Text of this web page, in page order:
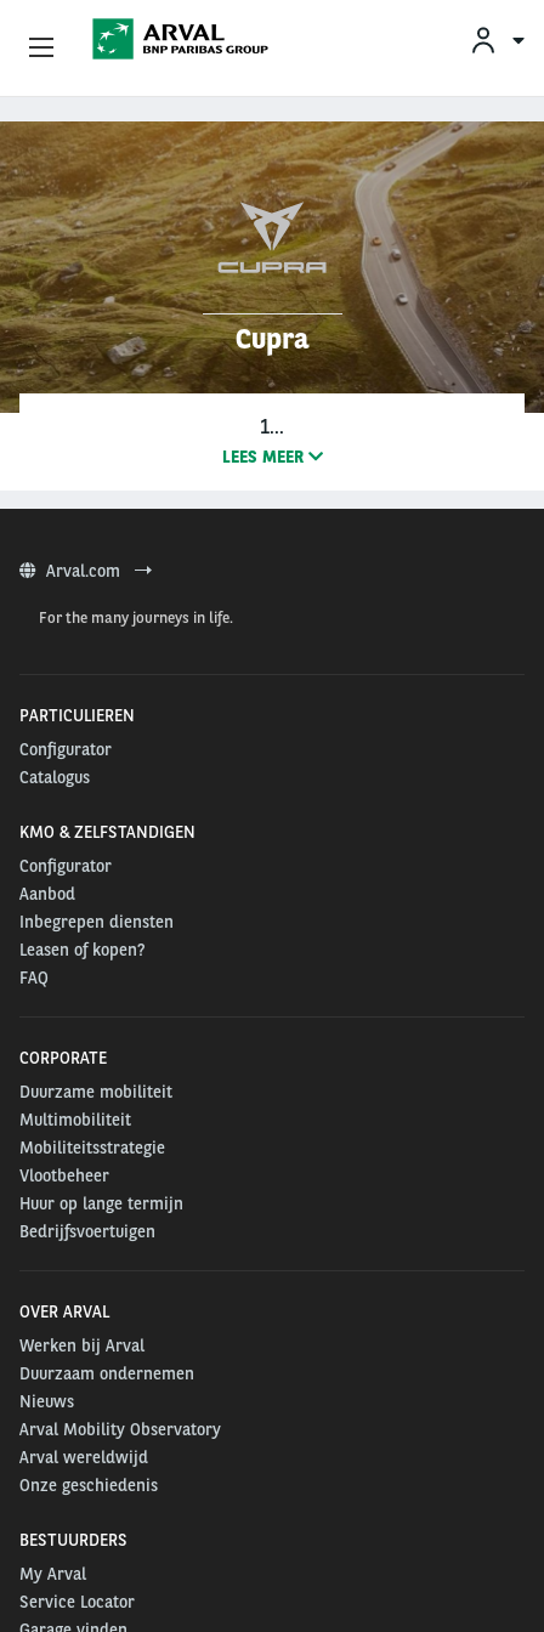
Overslaan en naar de inhoud gaan
Cupra
1…
LEES MEER
Arval.com
For the many journeys in life.
PARTICULIEREN
Configurator
Catalogus
KMO & ZELFSTANDIGEN
Configurator
Aanbod
Inbegrepen diensten
Leasen of kopen?
FAQ
CORPORATE
Duurzame mobiliteit
Multimobiliteit
Mobiliteitsstrategie
Vlootbeheer
Huur op lange termijn
Bedrijfsvoertuigen
OVER ARVAL
Werken bij Arval
Duurzaam ondernemen
Nieuws
Arval Mobility Observatory
Arval wereldwijd
Onze geschiedenis
BESTUURDERS
My Arval
Service Locator
Particulieren
Kmo's & Zelfstandigen
Corporate
Tweedehands Wagens
Over Arval